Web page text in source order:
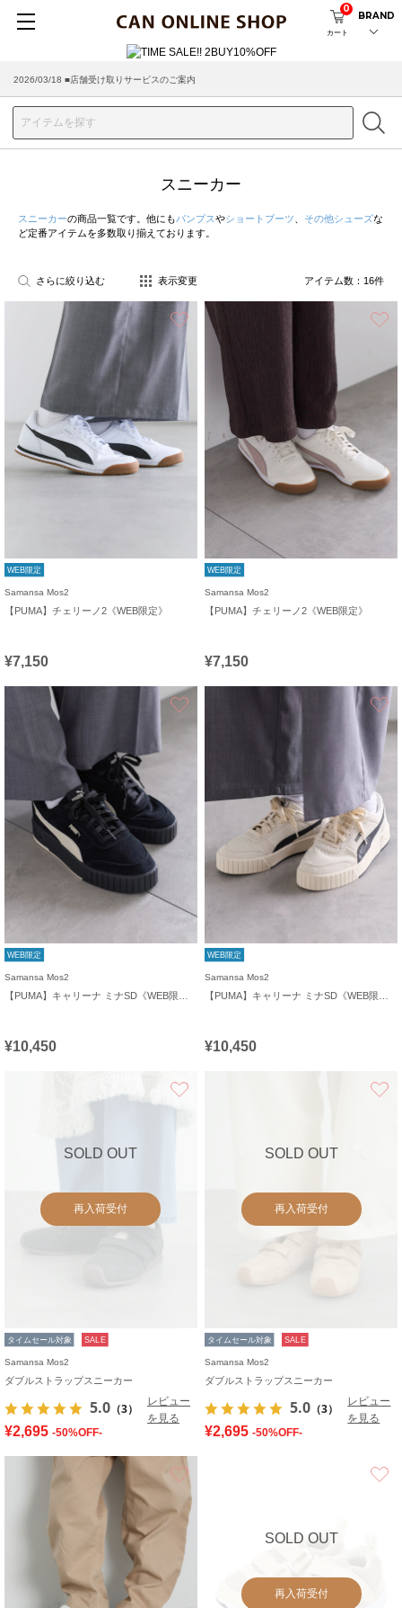
カート
0
BRAND
2026/03/18 ■店舗受け取りサービスのご案内
スニーカー
スニーカーの商品一覧です。他にもパンプスやショートブーツ その他シューズな
ど定番アイテムを多数取り揃えております。
さらに絞り込む 表示変更 アイテム数： 16件
お気に入り
WEB限定
Samansa Mos2
【PUMA】チェリーノ2《WEB限定》
¥7,150
WEB限定
Samansa Mos2
【PUMA】チェリーノ2《WEB限定》
¥7,150
WEB限定
Samansa Mos2
¥10,450
WEB限定
Samansa Mos2
¥10,450
SOLD OUT
再入荷受付
タイムセール対象 SALE
Samansa Mos2
ダブルストラップスニーカー
5.0 （3）
レビュー
を見る
¥2,695 -50%OFF-
SOLD OUT
再入荷受付
タイムセール対象 SALE
Samansa Mos2
ダブルストラップスニーカー
5.0 （3）
レビュー
を見る
¥2,695 -50%OFF-
SOLD OUT
再入荷受付